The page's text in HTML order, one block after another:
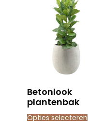
Betonlook
plantenbak
Opties selecteren